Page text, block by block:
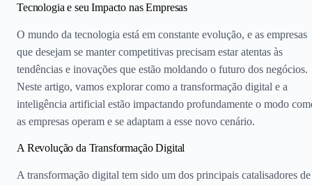
Tecnologia e seu Impacto nas Empresas
O mundo da tecnologia está em constante evolução, e as empresas
que desejam se manter competitivas precisam estar atentas às
tendências e inovações que estão moldando o futuro dos negócios.
Neste artigo, vamos explorar como a transformação digital e a
inteligência artificial estão impactando profundamente o modo
as empresas operam e se adaptam a esse novo cenário.
A Revolução da Transformação Digital
A transformação digital tem sido um dos principais catalisadores de